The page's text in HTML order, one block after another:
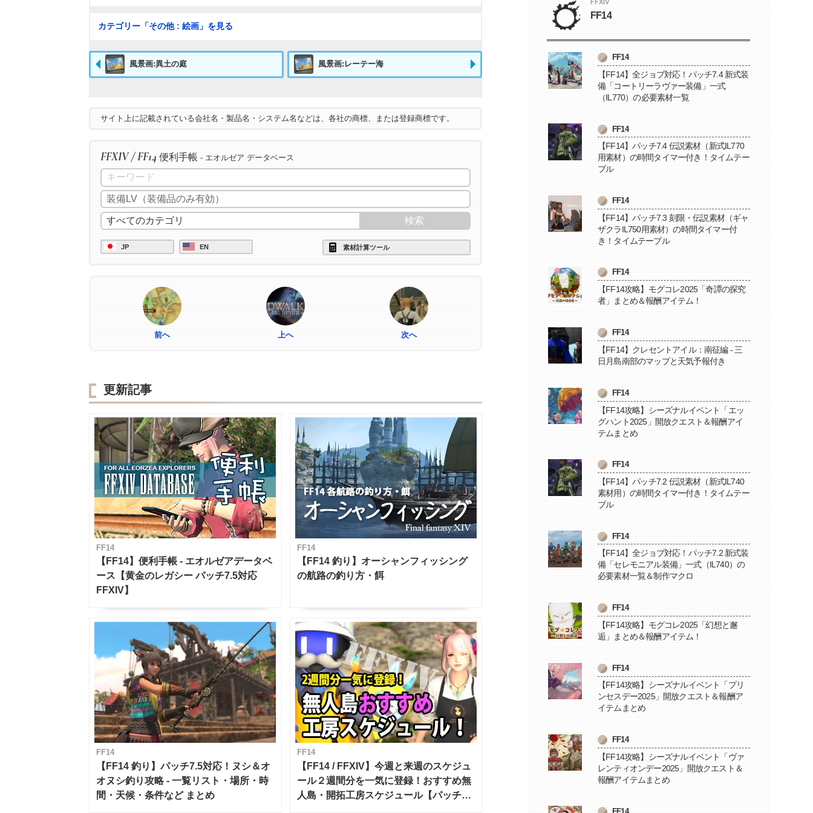
カテゴリー「その他 : 絵画」を見る
風景画:異土の庭 風景画:レーテー海
サイト上に記載されている会社名・製品名・システム名などは、各社の商標、または登録商標です。
FFXIV / FF14 便利手帳 - エオルゼア データベース
JP EN 素材計算ツール
前へ 上へ 次へ
更新記事
FF14
【FF14】便利手帳 - エオルゼアデータベ
ース【黄金のレガシー パッチ7.5対応
FFXIV】
FF14
【FF14 釣り】オーシャンフィッシング
の航路の釣り方・餌
FF14
【FF14 釣り】パッチ7.5対応！ヌシ＆オ
オヌシ釣り攻略 - 一覧リスト・場所・時
間・天候・条件など まとめ
FF14
【FF14 / FFXIV】今週と来週のスケジュ
ール２週間分を一気に登録！おすすめ無
人島・開拓工房スケジュール【パッチ7.x
FFXIV
FF14
FF14
【FF14】全ジョブ対応！パッチ7.4 新式装
備「コートリーラヴァー装備」一式
（IL770）の必要素材一覧
FF14
【FF14】パッチ7.4 伝説素材（新式IL770
用素材）の時間タイマー付き！タイムテー
ブル
FF14
【FF14】パッチ7.3 刻限・伝説素材（ギャ
ザクラIL750用素材）の時間タイマー付
き！タイムテーブル
FF14
【FF14攻略】モグコレ2025「奇譚の探究
者」まとめ＆報酬アイテム！
FF14
【FF14】クレセントアイル：南征編 - 三
日月島南部のマップと天気予報付き
FF14
【FF14攻略】シーズナルイベント「エッ
グハント2025」開放クエスト＆報酬アイ
テムまとめ
FF14
【FF14】パッチ7.2 伝説素材（新式IL740
素材用）の時間タイマー付き！タイムテー
ブル
FF14
【FF14】全ジョブ対応！パッチ7.2 新式装
備「セレモニアル装備」一式（IL740）の
必要素材一覧＆制作マクロ
FF14
【FF14攻略】モグコレ2025「幻想と邂
逅」まとめ＆報酬アイテム！
FF14
【FF14攻略】シーズナルイベント「プリ
ンセスデー2025」開放クエスト＆報酬ア
イテムまとめ
FF14
【FF14攻略】シーズナルイベント「ヴァ
レンティオンデー2025」開放クエスト＆
報酬アイテムまとめ